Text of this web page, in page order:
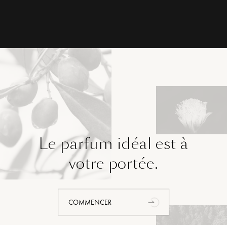
Le parfum idéal est à
votre portée.
COMMENCER